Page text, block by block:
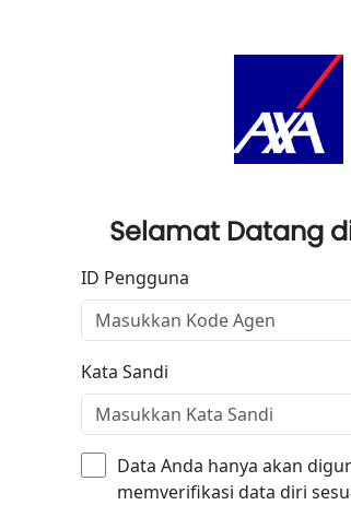
Selamat Datang di
ID Pengguna
Kata Sandi
Data Anda hanya akan
memverifikasi data diri